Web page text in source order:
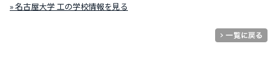
» 名古屋大学 工の学校情報を見る